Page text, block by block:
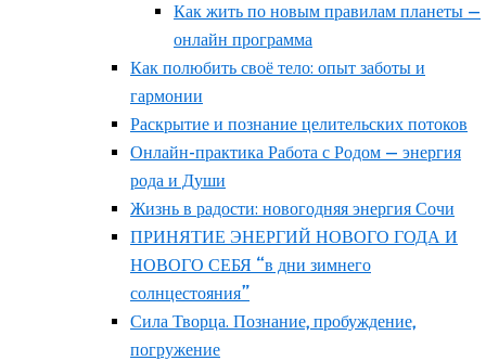
Как жить по новым правилам планеты —
онлайн программа
Как полюбить своё тело: опыт заботы и
гармонии
Раскрытие и познание целительских потоков
Онлайн-практика Работа с Родом — энергия
рода и Души
Жизнь в радости: новогодняя энергия Сочи
ПРИНЯТИЕ ЭНЕРГИЙ НОВОГО ГОДА И
НОВОГО СЕБЯ “в дни зимнего
солнцестояния”
Сила Творца. Познание, пробуждение,
погружение